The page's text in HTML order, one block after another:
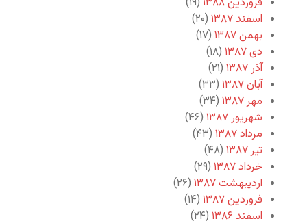
اسفند ۱۳۸۷
(۲۰)
بهمن ۱۳۸۷
(۱۷)
دی ۱۳۸۷
(۱۸)
آذر ۱۳۸۷
(۲۱)
آبان ۱۳۸۷
(۳۳)
مهر ۱۳۸۷
(۳۴)
شهریور ۱۳۸۷
(۴۶)
مرداد ۱۳۸۷
(۴۳)
تیر ۱۳۸۷
(۴۸)
خرداد ۱۳۸۷
(۲۹)
اردیبهشت ۱۳۸۷
(۲۶)
فروردین ۱۳۸۷
(۱۴)
اسفند ۱۳۸۶
(۲۴)